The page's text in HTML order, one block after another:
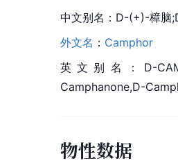
中文别名：D-(+)-樟脑
外文名 ： Camphor
英文别名：D-
Camphanone,D-
物性数据